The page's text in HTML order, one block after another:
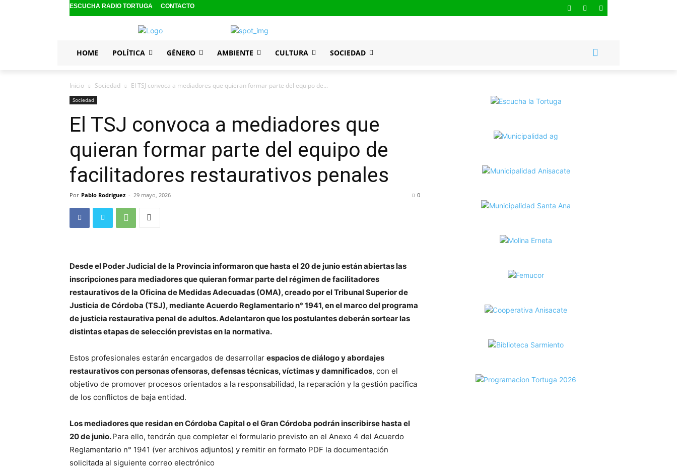
ESCUCHA RADIO TORTUGA CONTACTO
HOME POLÍTICA GÉNERO AMBIENTE CULTURA SOCIEDAD
Inicio Sociedad El TSJ convoca a mediadores que quieran formar parte del equipo de...
Sociedad
El TSJ convoca a mediadores que
quieran formar parte del equipo de
facilitadores restaurativos penales
Por Pablo Rodriguez - 29 mayo, 2026 0
Desde el Poder Judicial de la Provincia informaron que hasta el 20 de junio están abiertas las
inscripciones para mediadores que quieran formar parte del régimen de facilitadores
restaurativos de la Oficina de Medidas Adecuadas (OMA), creado por el Tribunal Superior de
Justicia de Córdoba (TSJ), mediante Acuerdo Reglamentario n° 1941, en el marco del programa
de justicia restaurativa penal de adultos. Adelantaron que los postulantes deberán sortear las
distintas etapas de selección previstas en la normativa.
Estos profesionales estarán encargados de desarrollar espacios de diálogo y abordajes
restaurativos con personas ofensoras, defensas técnicas, víctimas y damnificados, con el
objetivo de promover procesos orientados a la responsabilidad, la reparación y la gestión pacífica
de los conflictos de baja entidad.
Los mediadores que residan en Córdoba Capital o el Gran Córdoba podrán inscribirse hasta el
20 de junio.Para ello, tendrán que completar el formulario previsto en el Anexo 4 del Acuerdo
Reglamentario n° 1941 (ver archivos adjuntos) y remitir en formato PDF la documentación
solicitada al siguiente correo electrónico